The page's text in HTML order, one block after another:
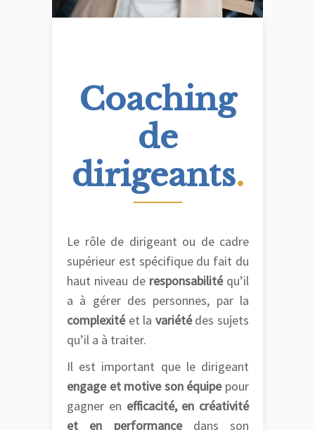
Coaching
de
dirigeants.
Le rôle de dirigeant ou de cadre
supérieur est spécifique du fait du
haut niveau de responsabilité qu’il
a à gérer des personnes, par la
complexitéet la variétédes sujets
qu’il a à traiter.
Il est important que le dirigeant
engage et motive son équipepour
gagner en efficacité, en créativité
et en performancedans son